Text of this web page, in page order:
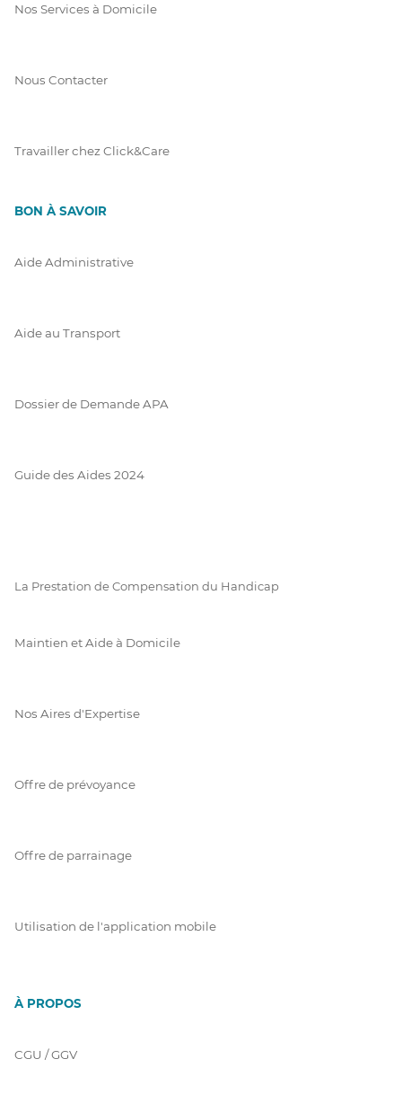
Nos Services à Domicile
Nous Contacter
Travailler chez Click&Care
BON À SAVOIR
Aide Administrative
Aide au Transport
Dossier de Demande APA
Guide des Aides 2024
La Prestation de Compensation du Handicap
Maintien et Aide à Domicile
Nos Aires d'Expertise
Offre de prévoyance
Offre de parrainage
Utilisation de l'application mobile
À PROPOS
CGU / GGV